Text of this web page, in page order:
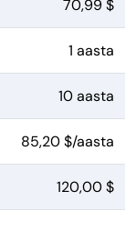
70,99 $
1 aasta
10 aasta
85,20 $/aasta
120,00 $